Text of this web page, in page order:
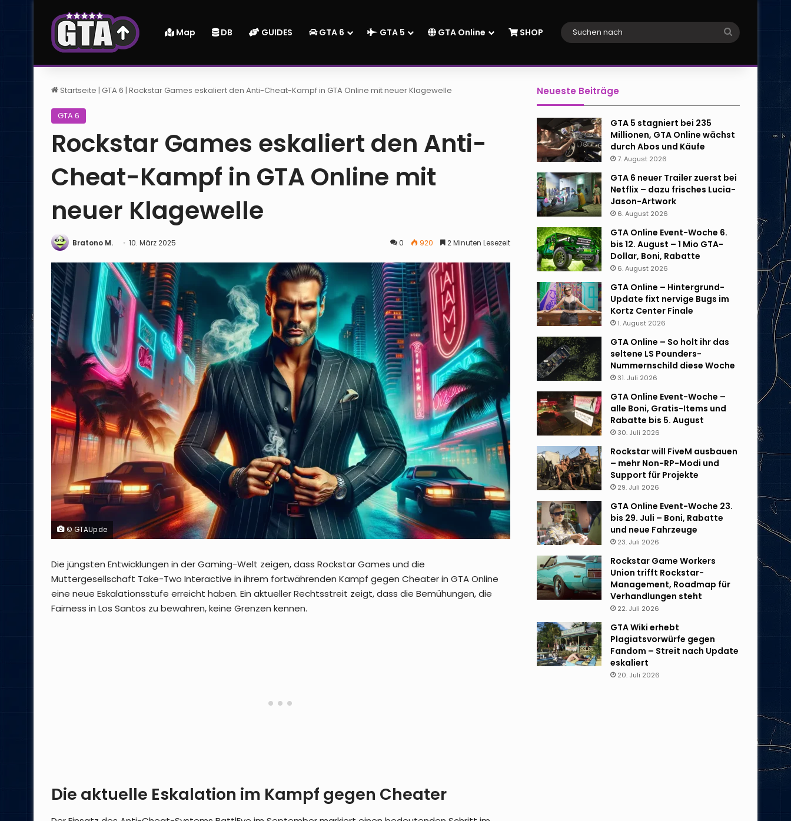
Map DB GUIDES GTA 6 GTA 5 GTA Online SHOP
Suchen
Startseite | GTA 6 | Rockstar Games eskaliert den Anti-Cheat-Kampf in GTA Online mit neuer Klagewelle
GTA 6
Rockstar Games eskaliert den Anti-
Cheat-Kampf in GTA Online mit
neuer Klagewelle
Bratono M. 10. März 2025 0 920 2 Minuten Lesezeit
© GTAUp.de
Die jüngsten Entwicklungen in der Gaming-Welt zeigen, dass Rockstar Games und die
Muttergesellschaft Take-Two Interactive in ihrem fortwährenden Kampf gegen Cheater in GTA Online
eine neue Eskalationsstufe erreicht haben. Ein aktueller Rechtsstreit zeigt, dass die Bemühungen, die
Fairness in Los Santos zu bewahren, keine Grenzen kennen.
Die aktuelle Eskalation im Kampf gegen Cheater
Neueste Beiträge
GTA 5 stagniert bei 235
Millionen, GTA Online wächst
durch Abos und Käufe
7. August 2026
GTA 6 neuer Trailer zuerst bei
Netflix – dazu frisches Lucia-
Jason-Artwork
6. August 2026
GTA Online Event-Woche 6.
bis 12. August – 1 Mio GTA-
Dollar, Boni, Rabatte
6. August 2026
GTA Online – Hintergrund-
Update fixt nervige Bugs im
Kortz Center Finale
1. August 2026
GTA Online – So holt ihr das
seltene LS Pounders-
Nummernschild diese Woche
31. Juli 2026
GTA Online Event-Woche –
alle Boni, Gratis-Items und
Rabatte bis 5. August
30. Juli 2026
Rockstar will FiveM ausbauen
– mehr Non-RP-Modi und
Support für Projekte
29. Juli 2026
GTA Online Event-Woche 23.
bis 29. Juli – Boni, Rabatte
und neue Fahrzeuge
23. Juli 2026
Rockstar Game Workers
Union trifft Rockstar-
Management, Roadmap für
Verhandlungen steht
22. Juli 2026
GTA Wiki erhebt
Plagiatsvorwürfe gegen
Fandom – Streit nach Update
eskaliert
20. Juli 2026